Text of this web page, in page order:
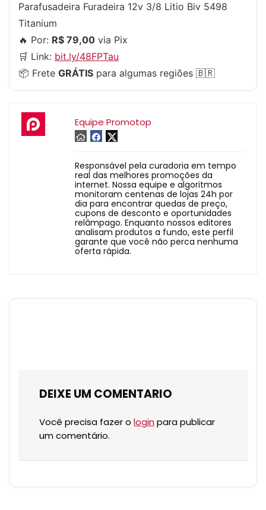
Parafusadeira Furadeira 12v 3/8 Litio Biv 5498
Titanium
🔥 Por: R$ 79,00 via Pix
🛒 Link: bit.ly/48FPTau
📦 Frete GRÁTIS para algumas regiões 🇧🇷
Equipe Promotop
Responsável pela curadoria em tempo
real das melhores promoções da
internet. Nossa equipe e algoritmos
monitoram centenas de lojas 24h por
dia para encontrar quedas de preço,
cupons de desconto e oportunidades
relâmpago. Enquanto nossos editores
analisam produtos a fundo, este perfil
garante que você não perca nenhuma
oferta rápida.
DEIXE UM COMENTARIO
Você precisa fazer o login para publicar
um comentário.